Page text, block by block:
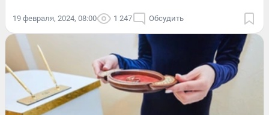
19 февраля, 2024, 08:00 1 247 Обсудить